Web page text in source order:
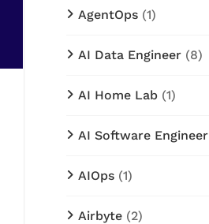
AgentOps (1)
AI Data Engineer (8)
AI Home Lab (1)
AI Software Engineer
AIOps (1)
Airbyte (2)